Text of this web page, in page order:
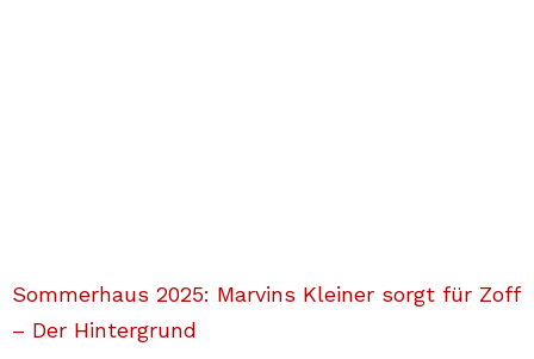
Sommerhaus 2025: Marvins Kleiner sorgt für Zoff
– Der Hintergrund